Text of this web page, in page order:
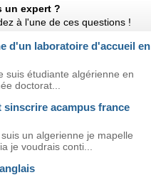
un expert ?
à l'une de ces questions !
d'un laboratoire d'accueil en
suis étudiante algérienne en
doctorat...
sinscrire acampus france
un algerienne je mapelle
je voudrais conti...